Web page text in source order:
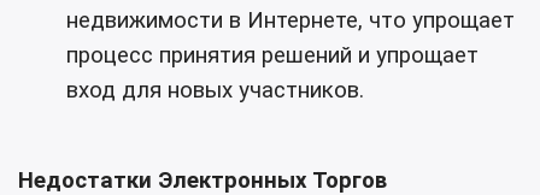
недвижимости в Интернете, что упрощает
процесс принятия решений и упрощает
вход для новых участников.
Недостатки Электронных Торгов